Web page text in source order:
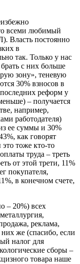
всеми любимый
Власть постоянно
в
так. Только у нас
с них больше
зону», теневую
30% взносов в
реформ у
– получается
например,
работодателя)
ее суммы и 30%
как говорят
тоже кто-то
труда – треть
от этой трети, 11%
покупателя,
в конечном счете,
– 20%) всех
реклама,
же (спасибо, если
налог для
сборы –
товара наше